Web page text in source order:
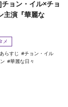
ョン・イル×チョ
主演『華麗な
メ
あらすじ
チョン・イル
華麗な日々